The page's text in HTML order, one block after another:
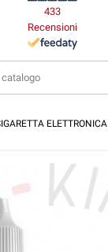
433
Recensioni
ELETTRONICA